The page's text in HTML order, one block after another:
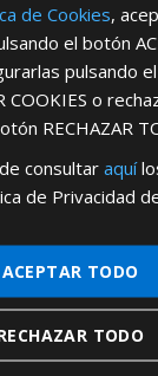
sólo venta a tiendas y
de Cookies,
el botón
pulsando
COOKIES o
RECHAZAR
consultaraquí
de Privacidad
ACEPTAR TODO
TODO